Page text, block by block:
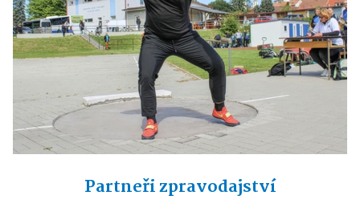
Partneři zpravodajství